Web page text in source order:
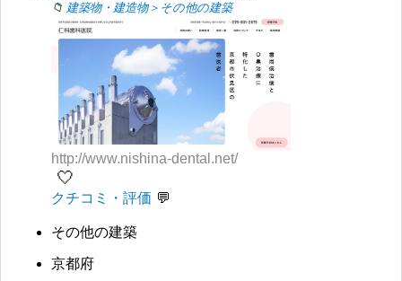
建築物・建造物＞その他の建築
http://www.nishina-dental.net/
🤍
クチコミ・評価
その他の建築
京都府